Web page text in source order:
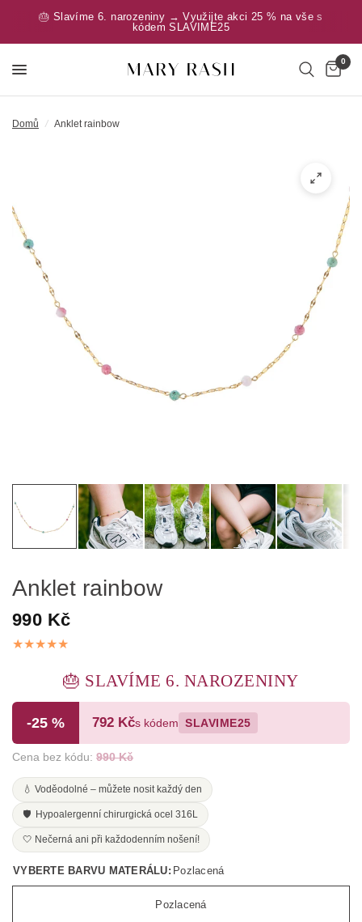
🎂 Slavíme 6. narozeniny → Využijte akci 25 % na vše s
kódem SLAVIME25
0
Domů / Anklet rainbow
Anklet rainbow
990 Kč
🎂 SLAVÍME 6. NAROZENINY
-25 % 792 Kčs kódem SLAVIME25
Cena bez kódu:990 Kč
💧 Voděodolné – můžete nosit každý den
🛡️ Hypoalergenní chirurgická ocel 316L
🤍 Nečerná ani při každodenním nošení!
VYBERTE BARVU MATERÁLU: Pozlacená
Pozlacená